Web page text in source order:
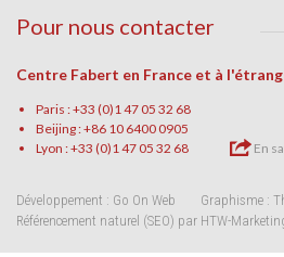
Pour nous contacter
Centre Fabert en France et à
Paris : +33 (0)1 47 05 32 68
Beijing : +86 10 6400 0905
Lyon : +33 (0)1 47 05 32 68
En
Développement : Go On Web Graphisme :
Référencement naturel (SEO) par HTW-